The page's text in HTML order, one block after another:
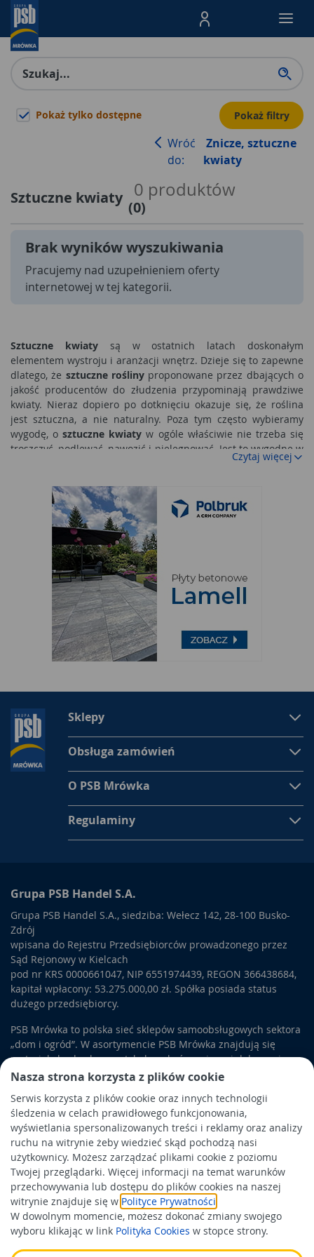
Nasza strona korzysta z plików cookie
Serwis korzysta z plików cookie oraz innych technologii
śledzenia w celach prawidłowego funkcjonowania,
wyświetlania spersonalizowanych treści i reklamy oraz analizy
ruchu na witrynie żeby wiedzieć skąd pochodzą nasi
użytkownicy. Możesz zarządzać plikami cookie z poziomu
Twojej przeglądarki. Więcej informacji na temat warunków
przechowywania lub dostępu do plików cookies na naszej
witrynie znajduje się w Polityce Prywatności
W dowolnym momencie, możesz dokonać zmiany swojego
wyboru klikając w link Polityka Cookies w stopce strony.
Menu Produktów,
Pokaż tylko dostępne Pokaż filtry
Wróć
do:
Znicze, sztuczne
kwiaty
Sztuczne kwiaty 0 produktów
(0)
Brak wyników wyszukiwania
Pracujemy nad uzupełnieniem oferty
internetowej w tej kategorii.
Sztuczne kwiatysą w ostatnich latach doskonałym
elementem wystroju i aranżacji wnętrz. Dzieje się to zapewne
dlatego, że sztuczne roślinyproponowane przez dbających o
jakość producentów do złudzenia przypominają prawdziwe
kwiaty. Nieraz dopiero po dotknięciu okazuje się, że roślina
jest sztuczna, a nie naturalny. Poza tym często wybieramy
wygodę, osztuczne kwiaty w ogóle właściwie nie trzeba się
troszczyć, podlewać, nawozić i pielęgnować. Jest to wygodne w
codziennym życiu, ale też jeśli wyjeżdżamy, nie musimy prosić
nawodnienia.
Sztuczne kwiaty- pielęgnacja
sztuczne roślinywłaściwie nie wymagają pielęgnacji, to
jednak raz na jakiś czas warto o nie zadbać, by dłużej
zachowywały ładny wygląd i by wciąż stanowiły doskonały
element na cmentarzu. Wykorzystując dostępne środki
nabłyszczające, specjalne do kwiatów, ale również na przykład
nabłyszczacze do karoserii samochodowej możemy je
skutecznie odświeżyć.
Sztuczne kwiaty- oferta producentów
mieć skrzynkę, doniczkę, nawet pudełko czy wazon i styropian
lub gąbkę florystyczną. Bukiet tworzy się według własnego
pomysłu, na koniec powierzchnię gąbki czy styropianu trzeba
wysypać żwirkiem albo sztucznym mchem.
Czytaj więcej
Sklepy
Obsługa zamówień
O PSB Mrówka
Regulaminy
Grupa PSB Handel S.A.
Grupa PSB Handel S.A., siedziba: Wełecz 142, 28-100 Busko-
Zdrój
wpisana do Rejestru Przedsiębiorców prowadzonego przez
Sąd Rejonowy w Kielcach
pod nr KRS 0000661047, NIP 6551974439, REGON 366438684,
kapitał wpłacony: 53.275.000,00 zł. Spółka posiada status
dużego przedsiębiorcy.
PSB Mrówka to polska sieć sklepów samoobsługowych sektora
„dom i ogród”. W asortymencie PSB Mrówka znajdują się
materiały budowlane, artykuły wykończeniowe i dekoracyjne,
wyposażenie łazienek i kuchni, elektronarzędzia, a także
artykuły związane z ogrodem i otoczeniem domu.
Obowiązek informacyjny
Polityka prywatności
Polityka Cookies
Odbiór zużytego sprzętu
Wspierają nas: